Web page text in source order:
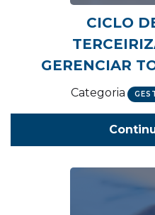
CICLO
GERENCIAR
Categoria